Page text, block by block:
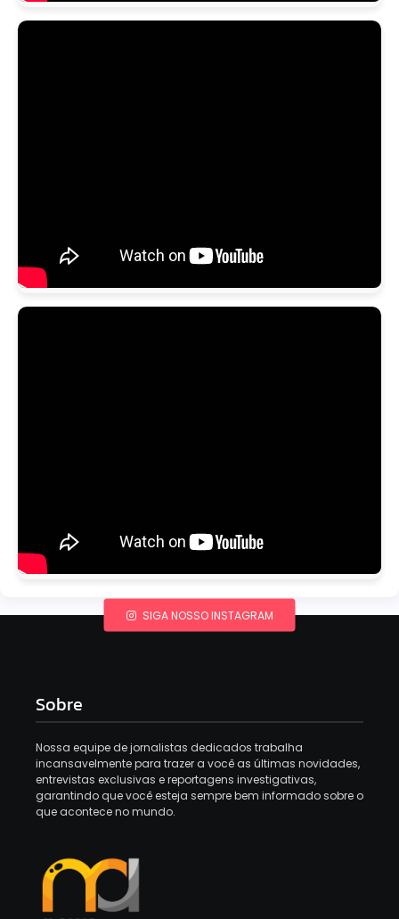
SIGA NOSSO INSTAGRAM
Sobre
Nossa equipe de jornalistas dedicados trabalha
incansavelmente para trazer a você as últimas novidades,
entrevistas exclusivas e reportagens investigativas,
garantindo que você esteja sempre bem informado sobre o
que acontece no mundo.